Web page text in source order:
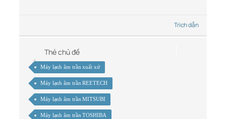
Trích dẫn
Thẻ chủ đề
Máy lạnh âm trần xuất xứ
Máy lạnh âm trần REETECH
Máy lạnh âm trần MITSUBI
Máy lạnh âm trần TOSHIBA